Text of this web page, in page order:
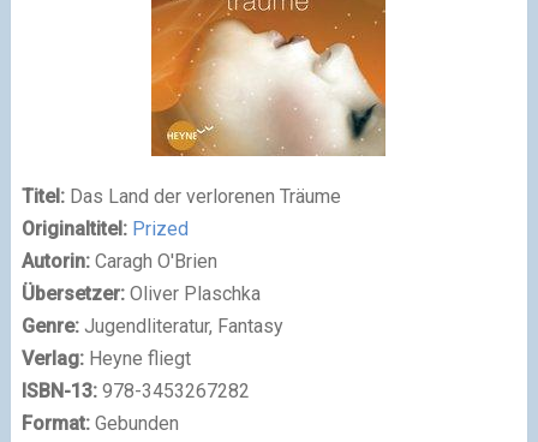
Titel: Das Land der verlorenen Träume
Originaltitel: Prized
Autorin: Caragh O'Brien
Übersetzer: Oliver Plaschka
Genre: Jugendliteratur, Fantasy
Verlag: Heyne fliegt
ISBN-13: 978-3453267282
Format: Gebunden